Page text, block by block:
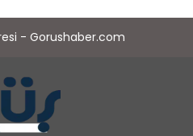
- Gorushaber.com